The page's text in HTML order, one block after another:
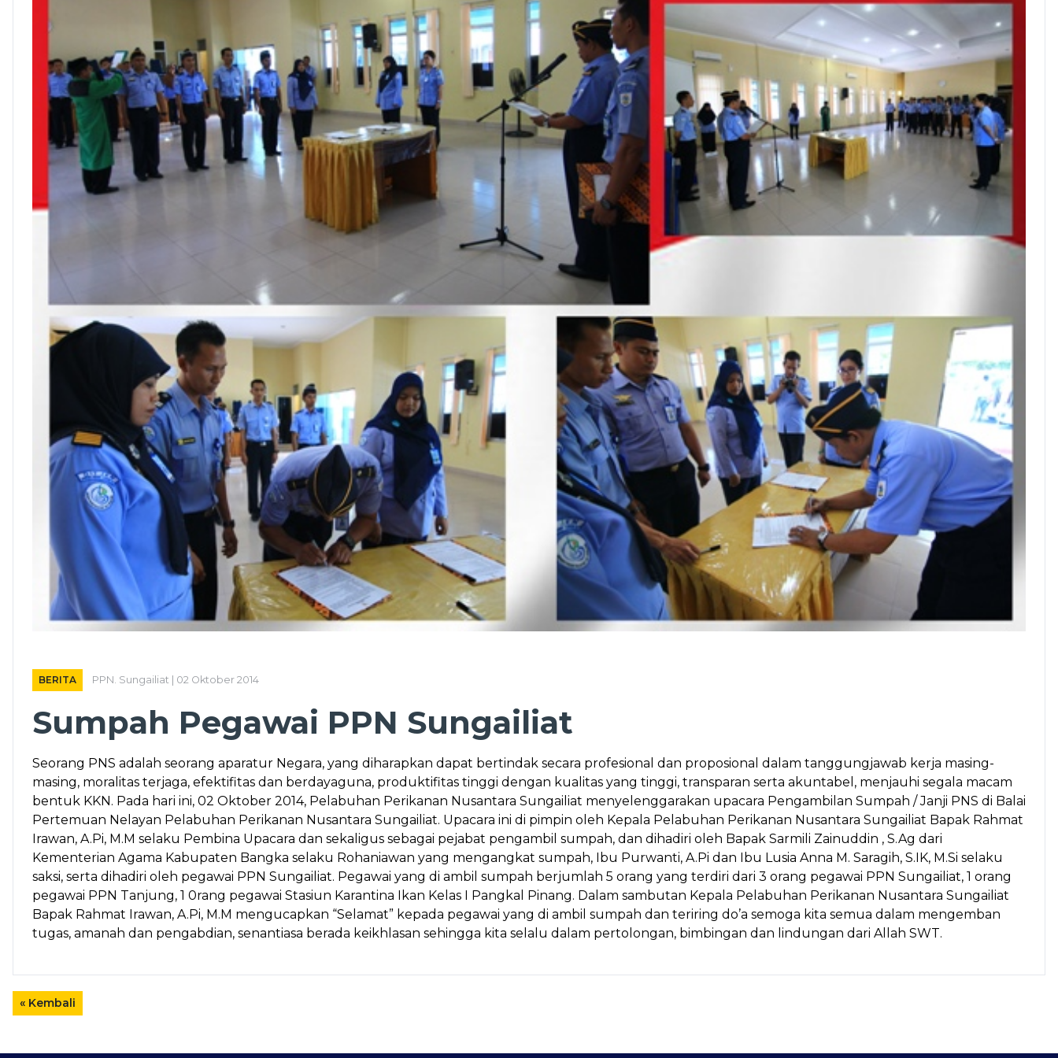
BERITA PPN. Sungailiat | 02 Oktober 2014
Sumpah Pegawai PPN Sungailiat
Seorang PNS adalah seorang aparatur Negara, yang diharapkan dapat bertindak secara profesional dan proposional dalam tanggungjawab kerja masing-
masing, moralitas terjaga, efektifitas dan berdayaguna, produktifitas tinggi dengan kualitas yang tinggi, transparan serta akuntabel, menjauhi segala macam
bentuk KKN. Pada hari ini, 02 Oktober 2014, Pelabuhan Perikanan Nusantara Sungailiat menyelenggarakan upacara Pengambilan Sumpah / Janji PNS di Balai
Pertemuan Nelayan Pelabuhan Perikanan Nusantara Sungailiat. Upacara ini di pimpin oleh Kepala Pelabuhan Perikanan Nusantara Sungailiat Bapak Rahmat
Irawan, A.Pi, M.M selaku Pembina Upacara dan sekaligus sebagai pejabat pengambil sumpah, dan dihadiri oleh Bapak Sarmili Zainuddin , S.Ag dari
Kementerian Agama Kabupaten Bangka selaku Rohaniawan yang mengangkat sumpah, Ibu Purwanti, A.Pi dan Ibu Lusia Anna M. Saragih, S.IK, M.Si selaku
saksi, serta dihadiri oleh pegawai PPN Sungailiat. Pegawai yang di ambil sumpah berjumlah 5 orang yang terdiri dari 3 orang pegawai PPN Sungailiat, 1 orang
pegawai PPN Tanjung, 1 0rang pegawai Stasiun Karantina Ikan Kelas I Pangkal Pinang. Dalam sambutan Kepala Pelabuhan Perikanan Nusantara Sungailiat
Bapak Rahmat Irawan, A.Pi, M.M mengucapkan “Selamat” kepada pegawai yang di ambil sumpah dan teriring do’a semoga kita semua dalam mengemban
tugas, amanah dan pengabdian, senantiasa berada keikhlasan sehingga kita selalu dalam pertolongan, bimbingan dan lindungan dari Allah SWT.
« Kembali